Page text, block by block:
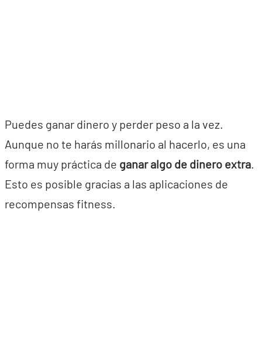
Puedes ganar dinero y perder peso a la vez.
Aunque no te harás millonario al hacerlo, es una
forma muy práctica de ganar algo de dinero extra.
Esto es posible gracias a las aplicaciones de
recompensas fitness.